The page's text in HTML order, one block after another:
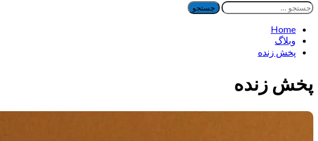
جستجو
برای:
Home
وبلاگ
پخش زنده
پخش زنده